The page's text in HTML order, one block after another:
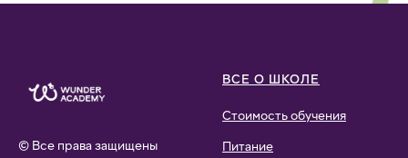
© Все права защищены
ВСЕ О ШКОЛЕ
Стоимость обучения
Питание